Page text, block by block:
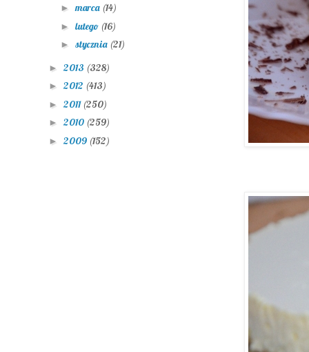
►marca (14)
► lutego (16)
► stycznia (21)
► 2013 (328)
► 2012 (413)
► 2011 (250)
► 2010 (259)
► 2009 (152)